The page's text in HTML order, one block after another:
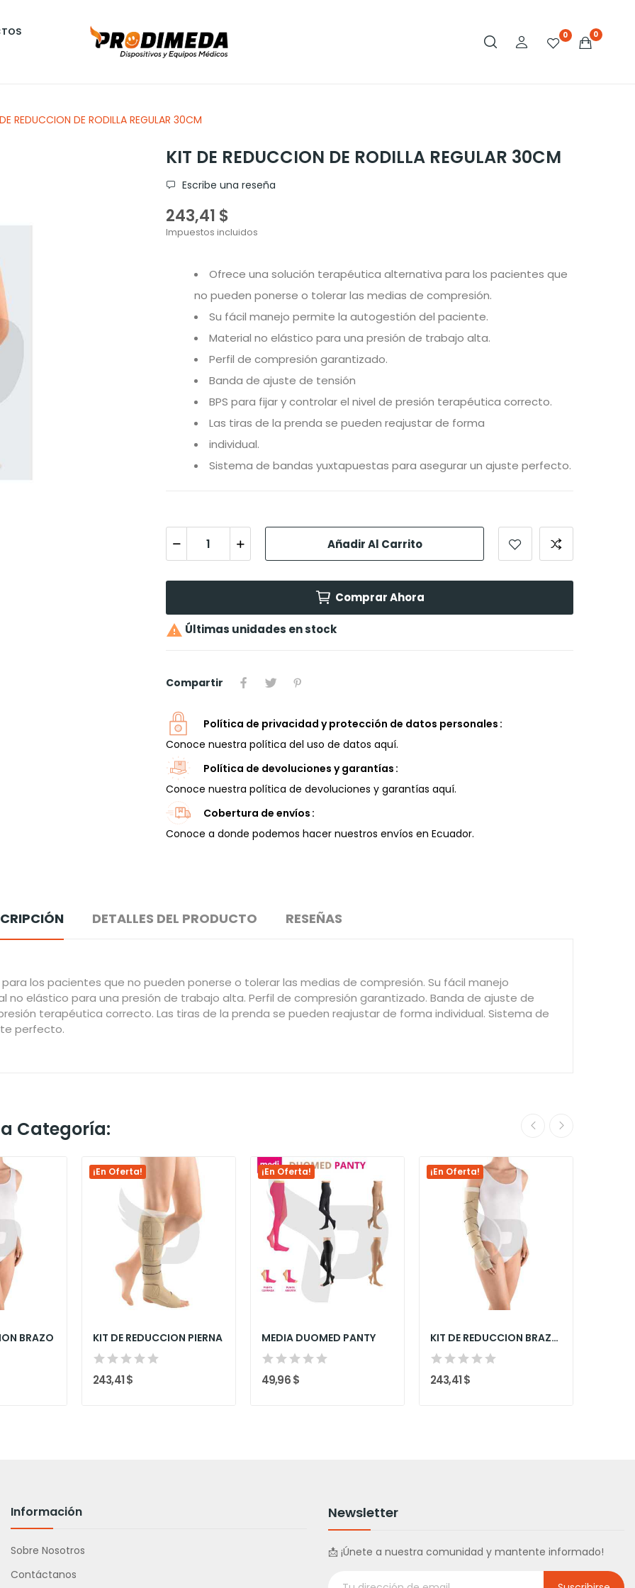
0 0
REDUCCION DE RODILLA REGULAR 30CM
KIT DE REDUCCION DE RODILLA REGULAR 30CM
Escribe una reseña
243,41 $
Impuestos incluidos
Ofrece una solución terapéutica alternativa para los pacientes que
no pueden ponerse o tolerar las medias de compresión.
Su fácil manejo permite la autogestión del paciente.
Material no elástico para una presión de trabajo alta.
Perfil de compresión garantizado.
Banda de ajuste de tensión
BPS para fijar y controlar el nivel de presión terapéutica correcto.
Las tiras de la prenda se pueden reajustar de forma
individual.
Sistema de bandas yuxtapuestas para asegurar un ajuste perfecto.
Añadir Al Carrito
Comprar Ahora
 Últimas unidades en stock
Compartir
Política de privacidad y protección de datos personales
Conoce nuestra política del uso de datos aquí.
Política de devoluciones y garantías
Conoce nuestra política de devoluciones y garantías aquí.
Cobertura de envíos
Conoce a donde podemos hacer nuestros envíos en Ecuador.
DETALLES DEL PRODUCTO RESEÑAS
los pacientes que no pueden ponerse o tolerar las medias de compresión. Su fácil manejo
elástico para una presión de trabajo alta. Perfil de compresión garantizado. Banda de ajuste de
terapéutica correcto. Las tiras de la prenda se pueden reajustar de forma individual. Sistema de
perfecto.
Categoría:
BRAZO
¡En Oferta!
KIT DE REDUCCION PIERNA
243,41 $
¡En Oferta!
MEDIA DUOMED PANTY
49,96 $
¡En Oferta!
KIT DE REDUCCION BRAZO LARGO
243,41 $
Información
Sobre Nosotros
Contáctanos
Newsletter
📩 ¡Únete a nuestra comunidad y mantente informado!